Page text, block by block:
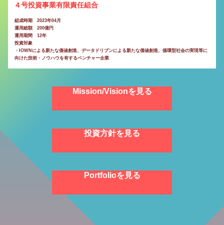
４号投資事業有限責任組合
組成時期 2023年04月
運用総額 200億円
運用期間 12年
投資対象
・IOWNによる新たな価値創造、データドリブンによる新たな価値創造、循環型社会の実現等に
向けた技術・ノウハウを有するベンチャー企業
Mission/Visionを見る
投資方針を見る
Portfolioを見る